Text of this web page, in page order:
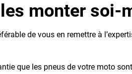
monter soi-
de vous en remettre à
que les pneus de votre moto